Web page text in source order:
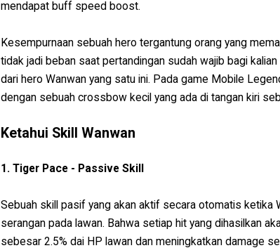
mendapat buff speed boost.
Kesempurnaan sebuah hero tergantung orang yang
tidak jadi beban saat pertandingan sudah wajib bagi
dari hero Wanwan yang satu ini. Pada game Mobile
dengan sebuah crossbow kecil yang ada di tangan kiri
Ketahui Skill Wanwan
1. Tiger Pace - Passive Skill
Sebuah skill pasif yang akan aktif secara otomatis ketika
serangan pada lawan. Bahwa setiap hit yang dihasilkan
sebesar 2.5% dai HP lawan dan meningkatkan damage